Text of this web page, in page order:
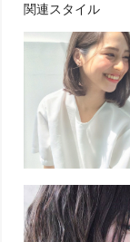
関連スタイル